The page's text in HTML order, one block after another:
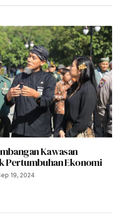
Kawasan
Pertumbuhan Ekonomi
19, 2024